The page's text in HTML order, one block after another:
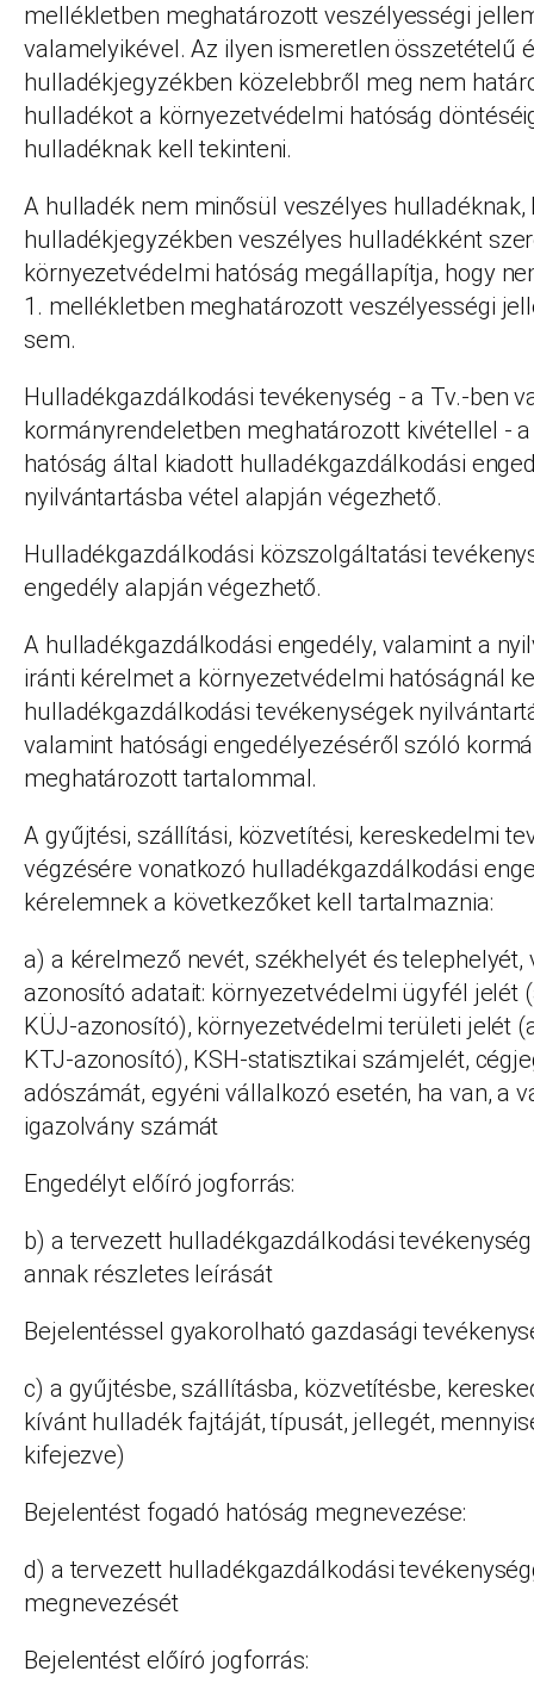
mellékletben meghatározott veszélyességi
valamelyikével. Az ilyen ismeretlen összetételű
hulladékjegyzékben közelebbről meg nem
hulladékot a környezetvédelmi hatóság
hulladéknak kell tekinteni.
A hulladék nem minősül veszélyes hulladéknak,
hulladékjegyzékben veszélyes hulladékként
környezetvédelmi hatóság megállapítja, hogy
1. mellékletben meghatározott veszélyességi
sem.
Hulladékgazdálkodási tevékenység - a Tv.-ben
kormányrendeletben meghatározott kivétellel -
hatóság által kiadott hulladékgazdálkodási
nyilvántartásba vétel alapján végezhető.
Hulladékgazdálkodási közszolgáltatási
engedély alapján végezhető.
A hulladékgazdálkodási engedély, valamint a
iránti kérelmet a környezetvédelmi hatóságnál
hulladékgazdálkodási tevékenységek
valamint hatósági engedélyezéséről szóló
meghatározott tartalommal.
A gyűjtési, szállítási, közvetítési, kereskedelmi
végzésére vonatkozó hulladékgazdálkodási
kérelemnek a következőket kell tartalmaznia:
a) a kérelmező nevét, székhelyét és
azonosító adatait: környezetvédelmi ügyfél jelét
KÜJ-azonosító), környezetvédelmi területi jelét
KTJ-azonosító), KSH-statisztikai számjelét,
adószámát, egyéni vállalkozó esetén, ha van, a
igazolvány számát
Engedélyt előíró jogforrás:
b) a tervezett hulladékgazdálkodási
annak részletes leírását
Bejelentéssel gyakorolható gazdasági
c) a gyűjtésbe, szállításba, közvetítésbe,
kívánt hulladék fajtáját, típusát, jellegét,
kifejezve)
Bejelentést fogadó hatóság megnevezése:
d) a tervezett hulladékgazdálkodási
megnevezését
Bejelentést előíró jogforrás: